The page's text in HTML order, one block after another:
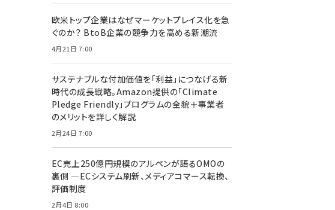
欧米トップ企業はなぜマーケットプレイス化を急
ぐのか？ BtoB企業の競争力を高める新潮流
4月21日 7:00
サステナブルな付加価値を「利益」につなげる新
時代の成長戦略。Amazon提供の「Climate
Pledge Friendly」プログラムの全貌＋事業者
のメリットを詳しく解説
2月24日 7:00
EC売上250億円規模のアルペンが語るOMOの
裏側 ―ECシステム刷新、メディアコマース転換、
評価制度
2月4日 8:00